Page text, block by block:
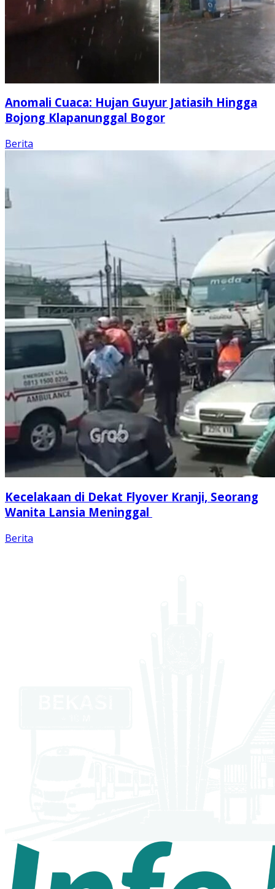
Anomali Cuaca: Hujan Guyur Jatiasih Hingga
Bojong Klapanunggal Bogor
Berita
Kecelakaan di Dekat Flyover Kranji, Seorang
Wanita Lansia Meninggal
Berita